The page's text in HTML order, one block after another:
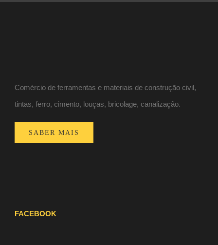
Comércio de ferramentas e materiais de construção civil,
tintas, ferro, cimento, louças, bricolage, canalização.
SABER MAIS
FACEBOOK